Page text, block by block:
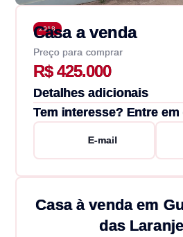
2918
Casa a venda
Preço para comprar
R$ 425.000
Detalhes adicionais
Tem interesse? Entre
E-mail
Casa à venda em
das